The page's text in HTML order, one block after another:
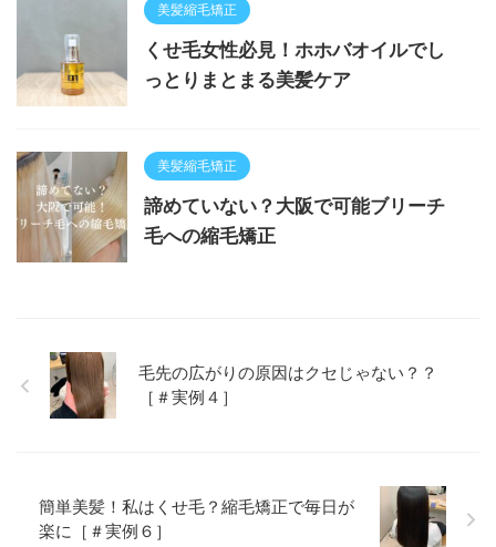
美髪縮毛矯正
くせ毛女性必見！ホホバオイルでし
っとりまとまる美髪ケア
美髪縮毛矯正
諦めていない？大阪で可能ブリーチ
毛への縮毛矯正
毛先の広がりの原因はクセじゃない？？
［＃実例４］
簡単美髪！私はくせ毛？縮毛矯正で毎日が
楽に［＃実例６］